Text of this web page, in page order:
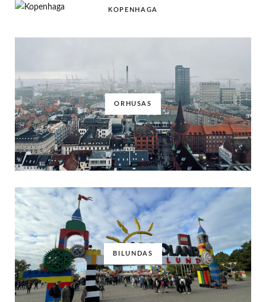
KOPENHAGA
ORHUSAS
BILUNDAS